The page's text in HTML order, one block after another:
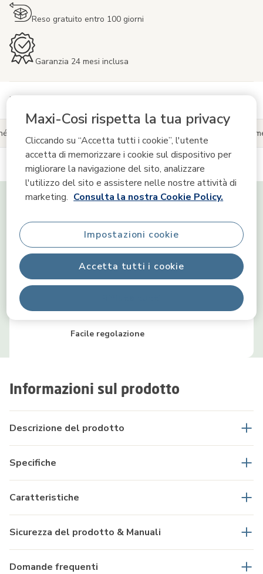
Maxi-Cosi rispetta la tua privacy
Cliccando su “Accetta tutti i cookie”, l'utente
accetta di memorizzare i cookie sul dispositivo per
migliorare la navigazione del sito, analizzare
l'utilizzo del sito e assistere nelle nostre attività di
marketing. Consulta la nostra Cookie Policy.
Accetta tutti i cookie
Impostazioni cookie
Informazioni sul prodotto
Descrizione del prodotto
Specifiche
Caratteristiche
Sicurezza del prodotto & Manuali
Domande frequenti
Reso gratuito entro 100 giorni
Garanzia 24 mesi inclusa
Vedi altre informazioni sul prodotto
Condividi i tuoi
Sceglimi perché
Facilità di apertura e chiusura
Installazione senza sforzi
Facile regolazione